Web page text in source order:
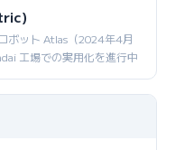
ボット Atlas（2024年4月
工場での実用化を進行中